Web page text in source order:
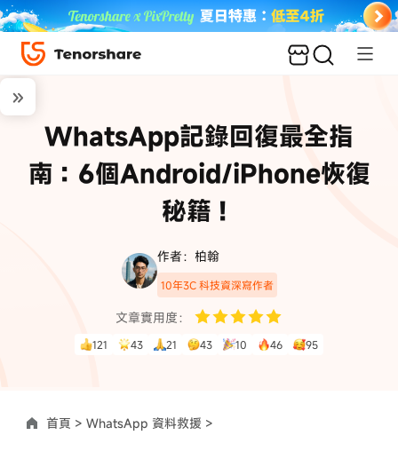
WhatsApp記錄回復最全指
南：6個Android/iPhone恢復
秘籍！
作者：柏翰
10年3C 科技資深寫作者
文章實用度：
121 43 21 43 10 46 95
首頁 > WhatsApp 資料救援 >